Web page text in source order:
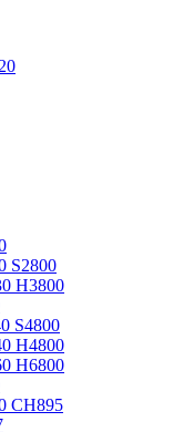
S2800
H3800
S4800
H4800
H6800
CH895